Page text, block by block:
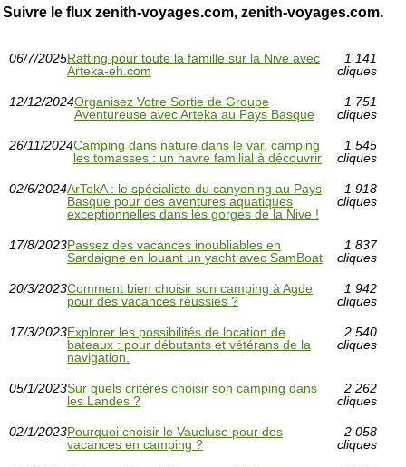
Suivre le flux zenith-voyages.com, zenith-voyages.com.
06/7/2025Rafting pour toute la famille sur la Nive avec
Arteka-eh.com
1 141
cliques
12/12/2024Organisez Votre Sortie de Groupe
Aventureuse avec Arteka au Pays Basque
1 751
cliques
26/11/2024Camping dans nature dans le var, camping
les tomasses : un havre familial à découvrir
1 545
cliques
02/6/2024ArTekA : le spécialiste du canyoning au Pays
Basque pour des aventures aquatiques
exceptionnelles dans les gorges de la Nive !
1 918
cliques
17/8/2023Passez des vacances inoubliables en
Sardaigne en louant un yacht avec SamBoat
1 837
cliques
20/3/2023Comment bien choisir son camping à Agde
pour des vacances réussies ?
1 942
cliques
17/3/2023Explorer les possibilités de location de
bateaux : pour débutants et vétérans de la
navigation.
2 540
cliques
05/1/2023Sur quels critères choisir son camping dans
les Landes ?
2 262
cliques
02/1/2023Pourquoi choisir le Vaucluse pour des
vacances en camping ?
2 058
cliques